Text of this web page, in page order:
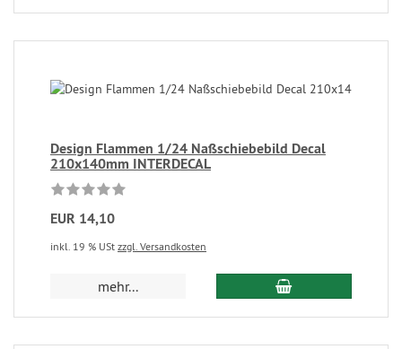
Design Flammen 1/24 Naßschiebebild Decal
210x140mm INTERDECAL
EUR 14,10
inkl. 19 % USt zzgl. Versandkosten
mehr...